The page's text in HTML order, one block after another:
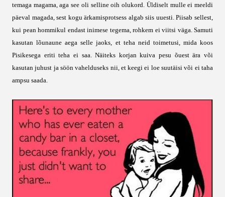
temaga magama, aga see oli selline oih olukord. Üldiselt mulle ei meeldi
päeval magada, sest kogu ärkamisprotsess algab siis uuesti. Piisab sellest,
kui pean hommikul endast inimese tegema, rohkem ei viitsi väga. Samuti
kasutan lõunaune aega selle jaoks, et teha neid toimetusi, mida koos
Pisikesega eriti teha ei saa. Näiteks korjan kuiva pesu õuest ära või
kasutan juhust ja söön vahelduseks nii, et keegi ei loe suutäisi või ei taha
ampsu saada.